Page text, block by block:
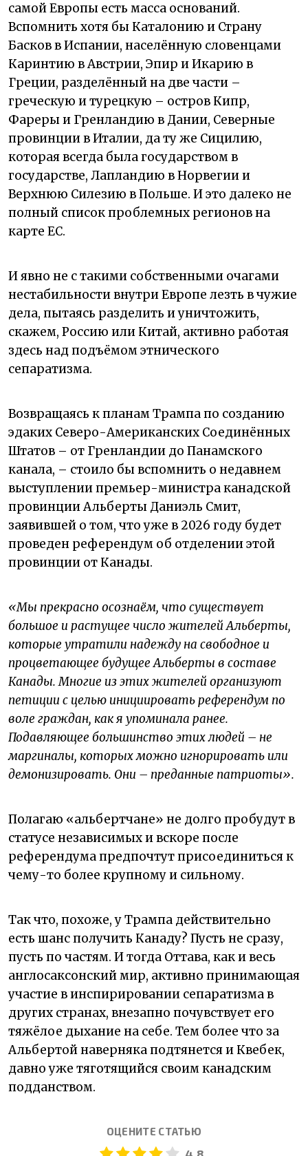
самой Европы есть масса оснований.
Вспомнить хотя бы Каталонию и Страну
Басков в Испании, населённую словенцами
Каринтию в Австрии, Эпир и Икарию в
Греции, разделённый на две части –
греческую и турецкую – остров Кипр,
Фареры и Гренландию в Дании, Северные
провинции в Италии, да ту же Сицилию,
которая всегда была государством в
государстве, Лапландию в Норвегии и
Верхнюю Силезию в Польше. И это далеко не
полный список проблемных регионов на
карте ЕС.
И явно не с такими собственными очагами
нестабильности внутри Европе лезть в чужие
дела, пытаясь разделить и уничтожить,
скажем, Россию или Китай, активно работая
здесь над подъёмом этнического
сепаратизма.
Возвращаясь к планам Трампа по созданию
эдаких Северо-Американских Соединённых
Штатов – от Гренландии до Панамского
канала, – стоило бы вспомнить о недавнем
выступлении премьер-министра канадской
провинции Альберты Даниэль Смит,
заявившей о том, что уже в 2026 году будет
проведен референдум об отделении этой
провинции от Канады.
«Мы прекрасно осознаём, что существует
большое и растущее число жителей Альберты,
которые утратили надежду на свободное и
процветающее будущее Альберты в составе
Канады. Многие из этих жителей организуют
петиции с целью инициировать референдум по
воле граждан, как я упоминала ранее.
Подавляющее большинство этих людей – не
маргиналы, которых можно игнорировать или
демонизировать. Они – преданные патриоты».
Полагаю «альбертчане» не долго пробудут в
статусе независимых и вскоре после
референдума предпочтут присоединиться к
чему-то более крупному и сильному.
Так что, похоже, у Трампа действительно
есть шанс получить Канаду? Пусть не сразу,
пусть по частям. И тогда Оттава, как и весь
англосаксонский мир, активно принимающая
участие в инспирировании сепаратизма в
других странах, внезапно почувствует его
тяжёлое дыхание на себе. Тем более что за
Альбертой наверняка подтянется и Квебек,
давно уже тяготящийся своим канадским
подданством.
ОЦЕНИТЕ СТАТЬЮ